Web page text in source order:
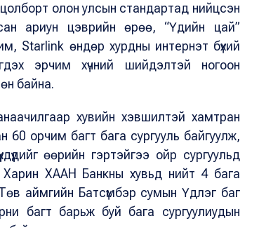
олон улсын стандартад нийцсэн
ариун цэврийн өрөө, “Үдийн цай”
Starlink өндөр хурдны интернэт бүхий
эрчим хүчний шийдэлтэй ногоон
байна.
хувийн хэвшилтэй хамтран
60 орчим багт бага сургууль байгуулж,
өөрийн гэртэйгээ ойр сургуульд
Харин ХААН Банкны хувьд нийт 4 бага
аймгийн Батсүмбэр сумын Үдлэг баг
багт барьж буй бага сургуулиудын